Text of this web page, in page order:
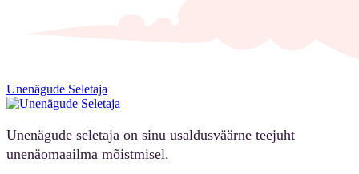
Unenägude Seletaja
Unenägude seletaja on sinu usaldusväärne teejuht
unenäomaailma mõistmisel.